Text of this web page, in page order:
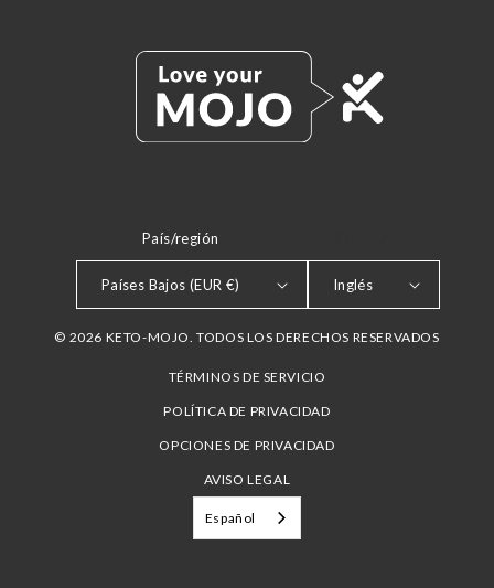
País/región
Países Bajos (EUR €) Inglés
© 2026 KETO-MOJO. TODOS LOS DERECHOS RESERVADOS
TÉRMINOS DE SERVICIO
POLÍTICA DE PRIVACIDAD
OPCIONES DE PRIVACIDAD
AVISO LEGAL
Español